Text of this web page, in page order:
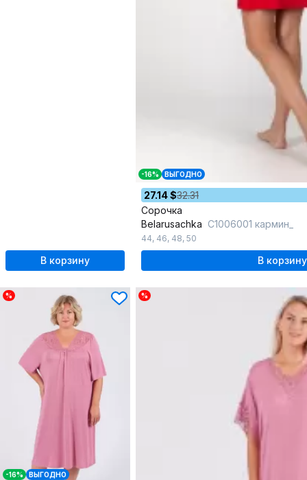
В корзину
-16% ВЫГОДНО
27.14 $32.31
Сорочка
Belarusachka C1006001 кармин_
44, 46, 48, 50
В корзину
%
-16% ВЫГОДНО
%